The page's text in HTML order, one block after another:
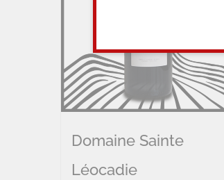
Domaine Sainte
Léocadie